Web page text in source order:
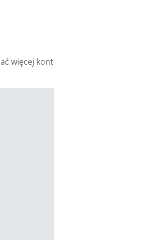
więcej kont